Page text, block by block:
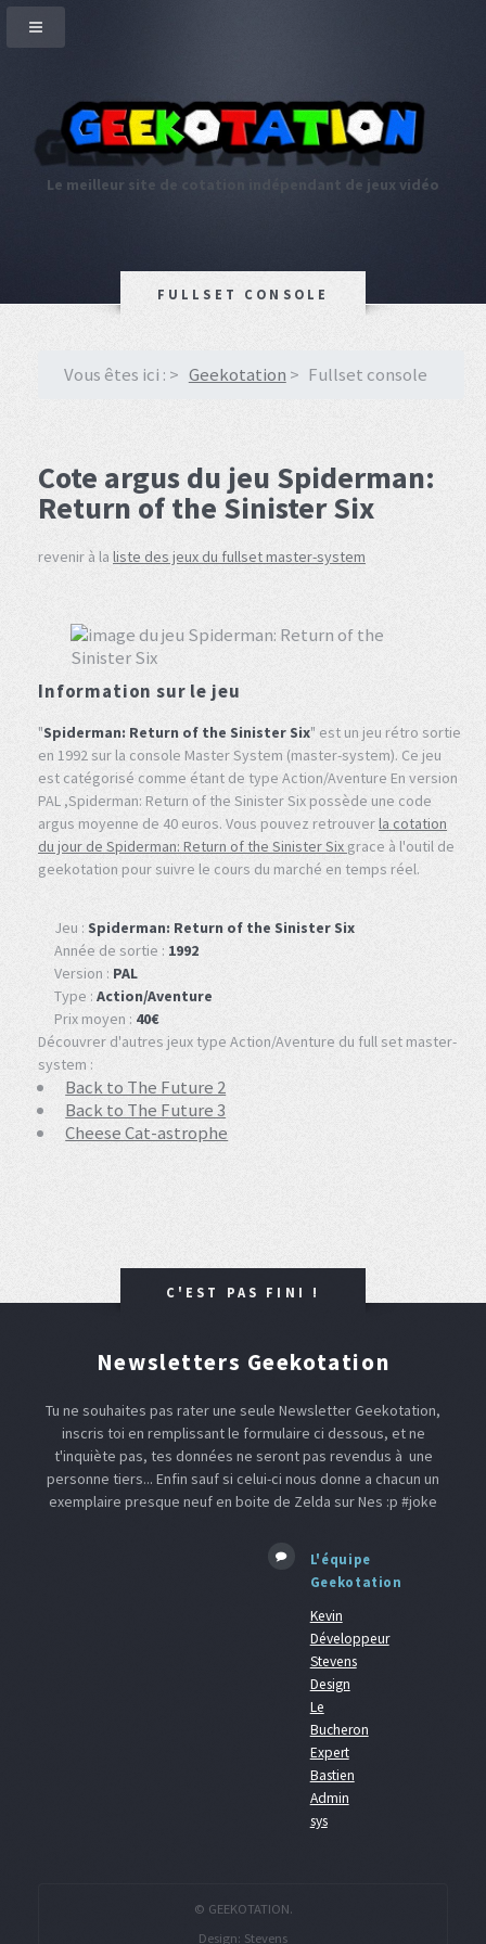
Le meilleur site de cotation indépendant de jeux vidéo
FULLSET CONSOLE
Vous êtes ici : Geekotation Fullset console
Cote argus du jeu Spiderman:
Return of the Sinister Six
revenir à la liste des jeux du fullset master-system
Information sur le jeu
"Spiderman: Return of the Sinister Six" est un jeu rétro sortie
en 1992 sur la console Master System (master-system). Ce jeu
est catégorisé comme étant de type Action/Aventure En version
PAL ,Spiderman: Return of the Sinister Six possède une code
argus moyenne de 40 euros. Vous pouvez retrouverla cotation
du jour de Spiderman: Return of the Sinister Six grace à l'outil de
geekotation pour suivre le cours du marché en temps réel.
Jeu : Spiderman: Return of the Sinister Six
Année de sortie : 1992
Version : PAL
Type : Action/Aventure
Prix moyen : 40€
Découvrer d'autres jeux type Action/Aventure du full set master-
system :
Back to The Future 2
Back to The Future 3
Cheese Cat-astrophe
C'EST PAS FINI !
Newsletters Geekotation
Tu ne souhaites pas rater une seule Newsletter Geekotation,
inscris toi en remplissant le formulaire ci dessous, et ne
t'inquiète pas, tes données ne seront pas revendus à une
personne tiers... Enfin sauf si celui-ci nous donne a chacun un
exemplaire presque neuf en boite de Zelda sur Nes :p #joke
L'équipe
Geekotation
Kevin
Développeur
Stevens
Design
Le
Bucheron
Expert
Bastien
Admin
sys
© GEEKOTATION.
Design: Stevens